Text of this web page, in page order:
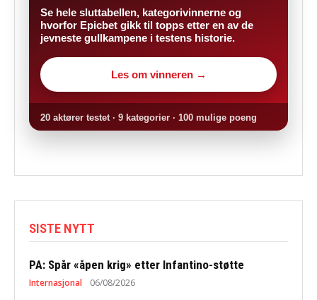
Se hele sluttabellen, kategorivinnerne og
hvorfor Epicbet gikk til topps etter en av de
jevneste gullkampene i testens historie.
Les om vinneren →
20 aktører testet · 9 kategorier · 100 mulige poeng
SISTE NYTT
PA: Spår «åpen krig» etter Infantino-støtte
Internasjonal 06/08/2026